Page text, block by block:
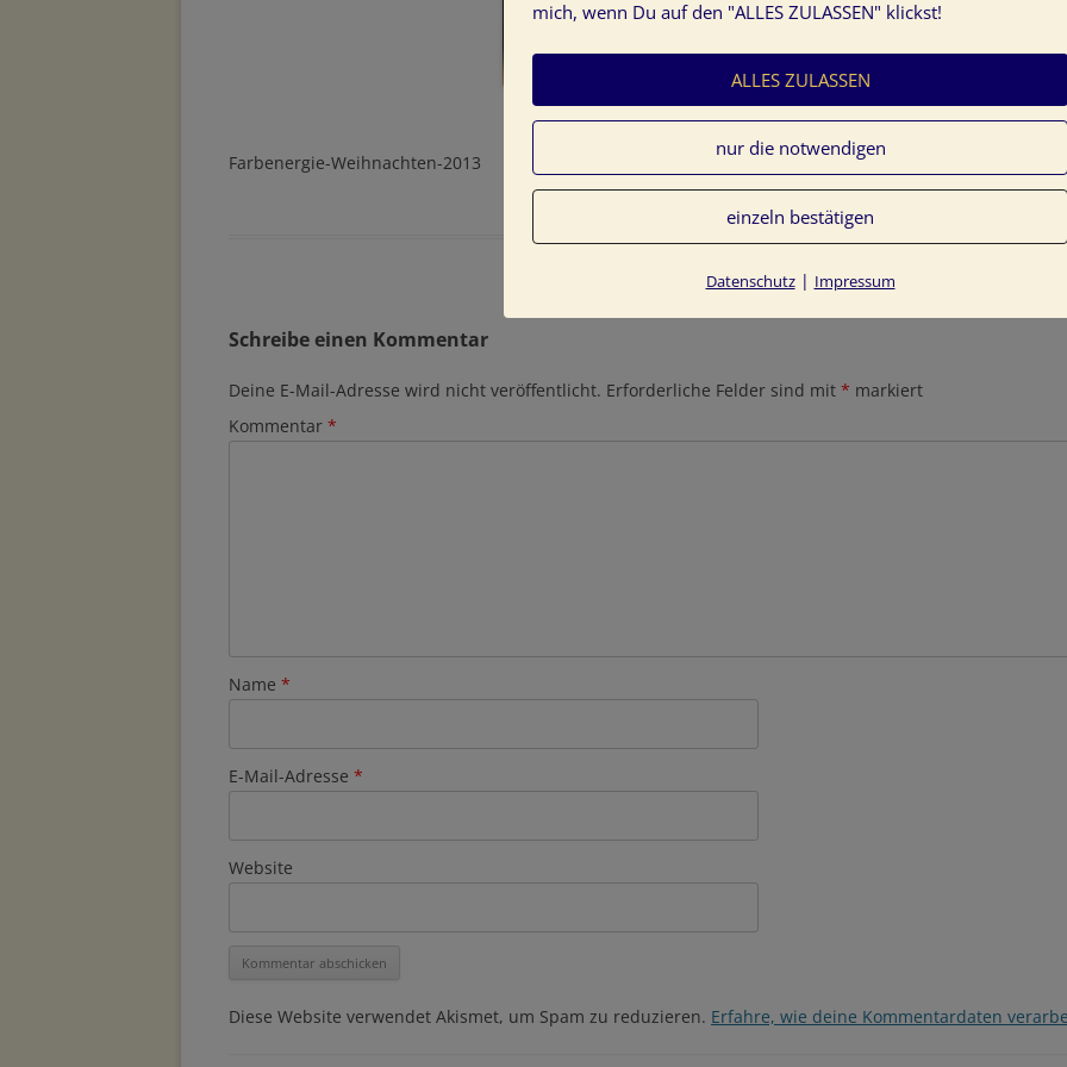
Farbenergie-Weihnachten-2013
Farbenergie-Weihnachten-2013
Schreibe einen Kommentar
Deine E-Mail-Adresse wird nicht veröffentlicht. Erforderliche Felder sind mit * markiert
Kommentar *
Name *
E-Mail-Adresse *
Website
Diese Website verwendet Akismet, um Spam zu reduzieren. Erfahre, wie deine Kommentardaten
mich, wenn Du auf den "ALLES ZULASSEN" klickst!
ALLES ZULASSEN
nur die notwendigen
einzeln bestätigen
Datenschutz| Impressum